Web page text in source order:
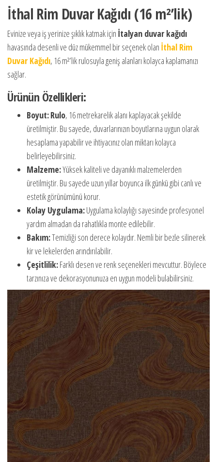
İthal Rim Duvar Kağıdı (16 m²’lik)
Evinize veya iş yerinize şıklık katmak için İtalyan duvar kağıdı
havasında desenli ve düz mükemmel bir seçenek olan İthal Rim
Duvar Kağıdı, 16 m²’lik rulosuyla geniş alanları kolayca kaplamanızı
sağlar.
Ürünün Özellikleri:
Boyut:Rulo, 16 metrekarelik alanı kaplayacak şekilde
üretilmiştir. Bu sayede, duvarlarınızın boyutlarına uygun olarak
hesaplama yapabilir ve ihtiyacınız olan miktarı kolayca
belirleyebilirsiniz.
Malzeme:Yüksek kaliteli ve dayanıklı malzemelerden
üretilmiştir. Bu sayede uzun yıllar boyunca ilk günkü gibi canlı ve
estetik görünümünü korur.
Kolay Uygulama:Uygulama kolaylığı sayesinde profesyonel
yardım almadan da rahatlıkla monte edilebilir.
Bakım:Temizliği son derece kolaydır. Nemli bir bezle silinerek
kir ve lekelerden arındırılabilir.
Çeşitlilik:Farklı desen ve renk seçenekleri mevcuttur. Böylece
tarzınıza ve dekorasyonunuza en uygun modeli bulabilirsiniz.